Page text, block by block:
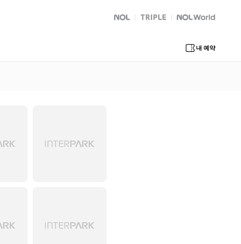
NOL
트리플 Global Interpark
내 예약